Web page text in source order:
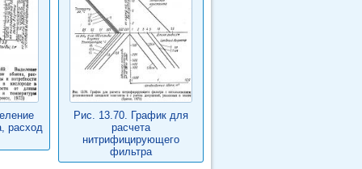
расход
Рис. 13.70. График для
расчета
нитрифицирующего
фильтра